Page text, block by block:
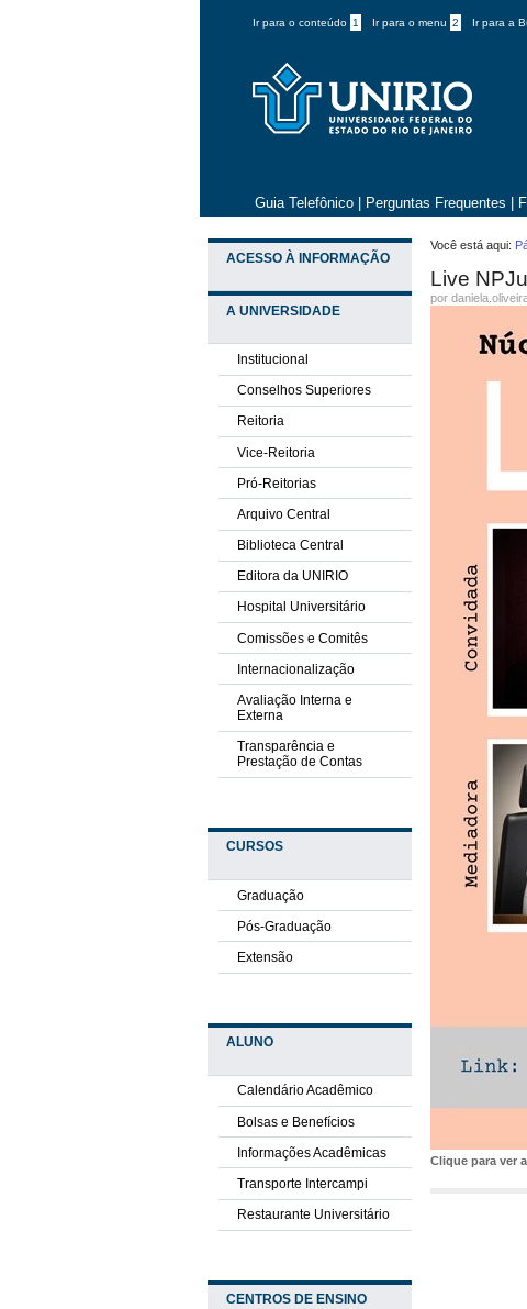
Ir para o conteúdo 1 Ir para o menu 2 Ir para a
Guia Telefônico Perguntas Frequentes
ACESSO À INFORMAÇÃO
A UNIVERSIDADE
Institucional
Conselhos Superiores
Reitoria
Vice-Reitoria
Pró-Reitorias
Arquivo Central
Biblioteca Central
Editora da UNIRIO
Hospital Universitário
Comissões e Comitês
Internacionalização
Avaliação Interna e
Externa
Transparência e
Prestação de Contas
CURSOS
Graduação
Pós-Graduação
Extensão
ALUNO
Calendário Acadêmico
Bolsas e Benefícios
Informações Acadêmicas
Transporte Intercampi
Restaurante Universitário
CENTROS DE ENSINO
Você está aqui:
Live
por
Clique para ver